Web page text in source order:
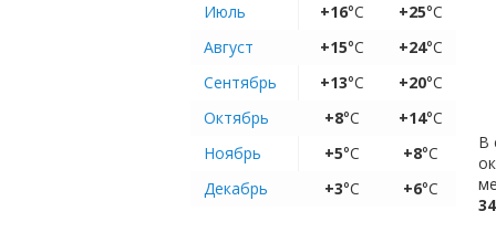
Июль
+16°C +25°C
Август
+15°C +24°C
Сентябрь
+13°C +20°C
Октябрь
+8°C +14°C
Ноябрь
+5°C +8°C
Декабрь
+3°C +6°C
В